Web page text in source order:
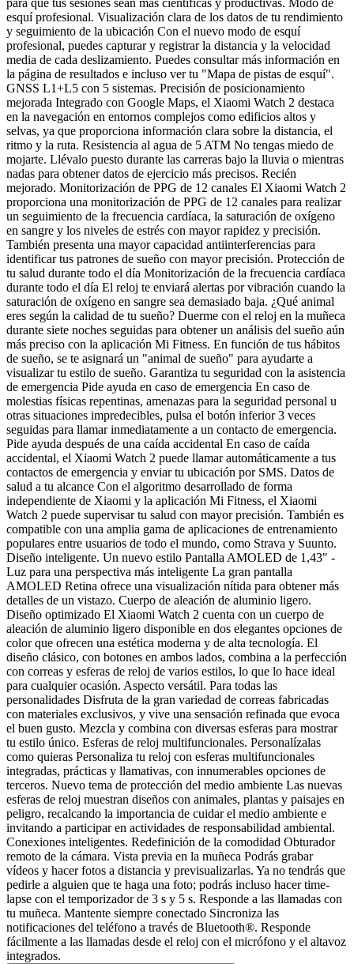
para que tus sesiones sean más científicas y productivas. Modo de
esquí profesional. Visualización clara de los datos de tu rendimiento
y seguimiento de la ubicación Con el nuevo modo de esquí
profesional, puedes capturar y registrar la distancia y la velocidad
media de cada deslizamiento. Puedes consultar más información en
la página de resultados e incluso ver tu "Mapa de pistas de esquí".
GNSS L1+L5 con 5 sistemas. Precisión de posicionamiento
mejorada Integrado con Google Maps, el Xiaomi Watch 2 destaca
en la navegación en entornos complejos como edificios altos y
selvas, ya que proporciona información clara sobre la distancia, el
ritmo y la ruta. Resistencia al agua de 5 ATM No tengas miedo de
mojarte. Llévalo puesto durante las carreras bajo la lluvia o mientras
nadas para obtener datos de ejercicio más precisos. Recién
mejorado. Monitorización de PPG de 12 canales El Xiaomi Watch 2
proporciona una monitorización de PPG de 12 canales para realizar
un seguimiento de la frecuencia cardíaca, la saturación de oxígeno
en sangre y los niveles de estrés con mayor rapidez y precisión.
También presenta una mayor capacidad antiinterferencias para
identificar tus patrones de sueño con mayor precisión. Protección de
tu salud durante todo el día Monitorización de la frecuencia cardíaca
durante todo el día El reloj te enviará alertas por vibración cuando la
saturación de oxígeno en sangre sea demasiado baja. ¿Qué animal
eres según la calidad de tu sueño? Duerme con el reloj en la muñeca
durante siete noches seguidas para obtener un análisis del sueño aún
más preciso con la aplicación Mi Fitness. En función de tus hábitos
de sueño, se te asignará un "animal de sueño" para ayudarte a
visualizar tu estilo de sueño. Garantiza tu seguridad con la asistencia
de emergencia Pide ayuda en caso de emergencia En caso de
molestias físicas repentinas, amenazas para la seguridad personal u
otras situaciones impredecibles, pulsa el botón inferior 3 veces
seguidas para llamar inmediatamente a un contacto de emergencia.
Pide ayuda después de una caída accidental En caso de caída
accidental, el Xiaomi Watch 2 puede llamar automáticamente a tus
contactos de emergencia y enviar tu ubicación por SMS. Datos de
salud a tu alcance Con el algoritmo desarrollado de forma
independiente de Xiaomi y la aplicación Mi Fitness, el Xiaomi
Watch 2 puede supervisar tu salud con mayor precisión. También es
compatible con una amplia gama de aplicaciones de entrenamiento
populares entre usuarios de todo el mundo, como Strava y Suunto.
Diseño inteligente. Un nuevo estilo Pantalla AMOLED de 1,43" -
Luz para una perspectiva más inteligente La gran pantalla
AMOLED Retina ofrece una visualización nítida para obtener más
detalles de un vistazo. Cuerpo de aleación de aluminio ligero.
Diseño optimizado El Xiaomi Watch 2 cuenta con un cuerpo de
aleación de aluminio ligero disponible en dos elegantes opciones de
color que ofrecen una estética moderna y de alta tecnología. El
diseño clásico, con botones en ambos lados, combina a la perfección
con correas y esferas de reloj de varios estilos, lo que lo hace ideal
para cualquier ocasión. Aspecto versátil. Para todas las
personalidades Disfruta de la gran variedad de correas fabricadas
con materiales exclusivos, y vive una sensación refinada que evoca
el buen gusto. Mezcla y combina con diversas esferas para mostrar
tu estilo único. Esferas de reloj multifuncionales. Personalízalas
como quieras Personaliza tu reloj con esferas multifuncionales
integradas, prácticas y llamativas, con innumerables opciones de
terceros. Nuevo tema de protección del medio ambiente Las nuevas
esferas de reloj muestran diseños con animales, plantas y paisajes en
peligro, recalcando la importancia de cuidar el medio ambiente e
invitando a participar en actividades de responsabilidad ambiental.
Conexiones inteligentes. Redefinición de la comodidad Obturador
remoto de la cámara. Vista previa en la muñeca Podrás grabar
vídeos y hacer fotos a distancia y previsualizarlas. Ya no tendrás que
pedirle a alguien que te haga una foto; podrás incluso hacer time-
lapse con el temporizador de 3 s y 5 s. Responde a las llamadas con
tu muñeca. Mantente siempre conectado Sincroniza las
notificaciones del teléfono a través de Bluetooth®. Responde
fácilmente a las llamadas desde el reloj con el micrófono y el altavoz
integrados.